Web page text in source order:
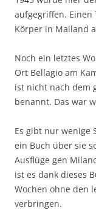
aufgegriffen. Einen
Körper in Mailand
Noch ein letztes
Ort Bellagio am
ist nicht nach dem
benannt. Das war
Es gibt nur wenige
ein Buch über sie
Ausflüge gen
ist es dank dieses
Wochen ohne den
verbringen.